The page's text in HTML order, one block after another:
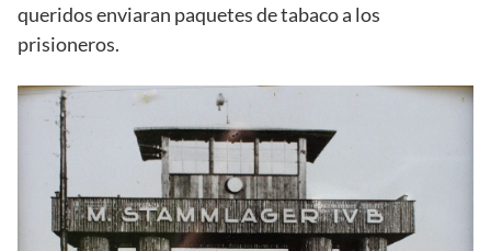
queridos enviaran paquetes de tabaco a los
prisioneros.